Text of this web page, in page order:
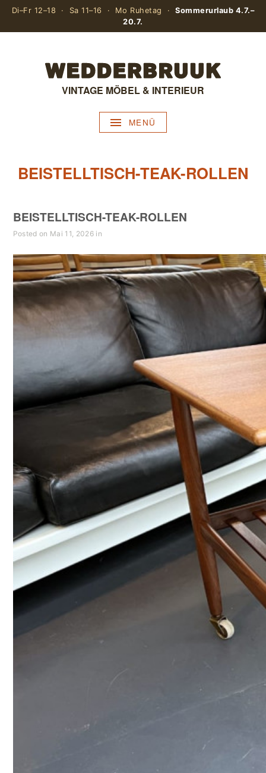
Di–Fr 12–18 · Sa 11–16 · Mo Ruhetag ·Sommerurlaub 4.7.–
20.7.
VINTAGE MÖBEL & INTERIEUR
MENÜ
BEISTELLTISCH-TEAK-ROLLEN
BEISTELLTISCH-TEAK-ROLLEN
Posted on Mai 11, 2026 in